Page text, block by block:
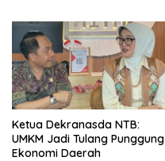
Ketua Dekranasda NTB:
UMKM Jadi Tulang Punggung
Ekonomi Daerah